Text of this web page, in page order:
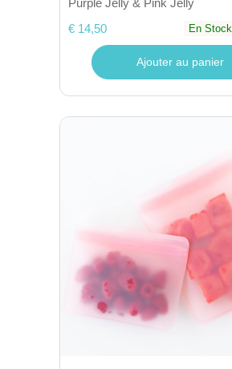
Purple Jelly & Pink Jelly
€ 14,50
En Stock
Ajouter au panier